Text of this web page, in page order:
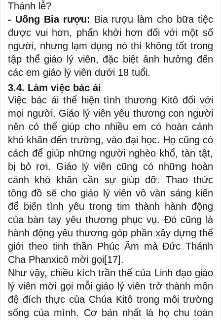
Thánh lễ?
- Uống Bia rượu: Bia rượu làm cho bữa tiệc
được vui hơn, phấn khởi hơn đối với một số
người, nhưng lạm dụng nó thì không tốt trong
tập thể giáo lý viên, đặc biệt ảnh hưởng đến
các em giáo lý viên dưới 18 tuổi.
3.4. Làm việc bác ái
Việc bác ái thể hiện tình thương Kitô đối với
mọi người. Giáo lý viên yêu thương con người
nên có thể giúp cho nhiều em có hoàn cảnh
khó khăn đến trường, vào đại học. Họ cũng có
cách để giúp những người nghèo khổ, tàn tật,
bị bỏ rơi. Giáo lý viên cũng có những hoàn
cảnh khó khăn cần sự giúp đỡ. Thao thức
tông đồ sẽ cho giáo lý viên vô vàn sáng kiến
để biến tình yêu trong tim thành hành động
của bàn tay yêu thương phục vụ. Đó cũng là
hành động yêu thương góp phần xây dựng thế
giới theo tinh thần Phúc Âm mà Đức Thánh
Cha Phanxicô mời gọi[17].
Như vậy, chiều kích trần thế của Linh đạo giáo
lý viên mời gọi mỗi giáo lý viên trở thành môn
đệ đích thực của Chúa Kitô trong môi trường
sống của mình. Cơ bản nhất là họ chu toàn